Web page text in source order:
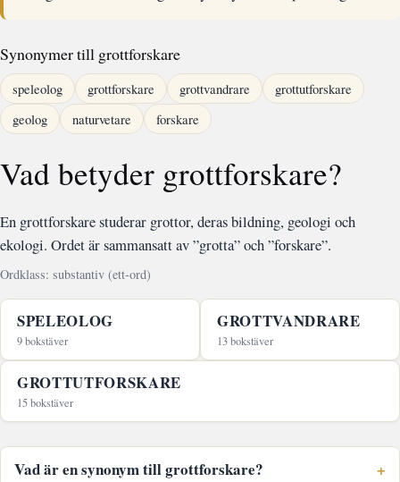
Synonymer till grottforskare
speleolog grottforskare grottvandrare
grottutforskare
geolog
naturvetare forskare
Vad betyder grottforskare?
En grottforskare studerar grottor, deras bildning, geologi och
ekologi. Ordet är sammansatt av ”grotta” och ”forskare”.
Ordklass: substantiv (ett-ord)
SPELEOLOG
9 bokstäver
GROTTVANDRARE
13 bokstäver
GROTTUTFORSKARE
15 bokstäver
Vad är en synonym till grottforskare?